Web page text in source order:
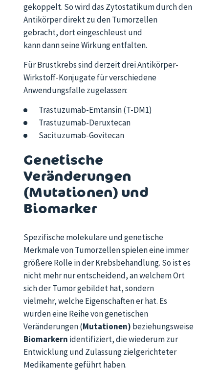
gekoppelt. So wird das Zytostatikum durch den
Antikörper direkt zu den Tumorzellen
gebracht, dort eingeschleust und
kann dann seine Wirkung entfalten.
Für Brustkrebs sind derzeit drei Antikörper-
Wirkstoff-Konjugate für verschiedene
Anwendungsfälle zugelassen:
Trastuzumab-Emtansin (T-DM1)
Trastuzumab-Deruxtecan
Sacituzumab-Govitecan
Genetische
Veränderungen
(Mutationen) und
Biomarker
Spezifische molekulare und genetische
MerkmalevonTumorzellen spielen eine immer
größere Rolle in der Krebsbehandlung. So istes
nicht mehr nur entscheidend, an welchem Ort
sich der Tumor gebildet hat, sondern
vielmehr,welche Eigenschaften er hat. Es
wurden eine Reihe von genetischen
Veränderungen (Mutationen) beziehungsweise
Biomarkern identifiziert, die wiederumzur
Entwicklung und Zulassung zielgerichteter
Medikamente geführthaben.